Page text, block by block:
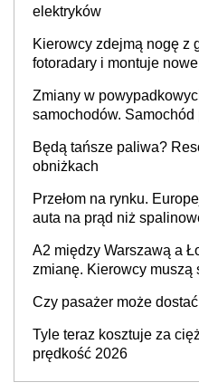
elektryków
Kierowcy zdejmą nogę z
fotoradary i montuje
Zmiany w
samochodów.
producenta
Będą tańsze paliwa?
obniżkach
Przełom na rynku.
auta na prąd niż
A2 między Warszawą a
zmianę. Kierowcy muszą
Czy pasażer może
Tyle teraz kosztuje za
prędkość 2026